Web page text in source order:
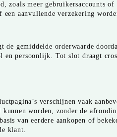
zoals meer gebruikersaccounts
aanvullende verzekering
gemiddelde orderwaarde
persoonlijk. Tot slot draagt
verschijnen vaak
worden, zonder de
van eerdere aankopen of
klant.